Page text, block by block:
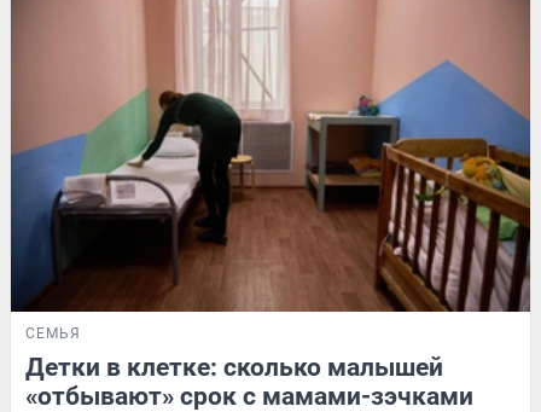
СЕМЬЯ
Детки в клетке: сколько малышей
«отбывают» срок с мамами-зэчками